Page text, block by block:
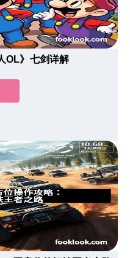
OL》七剑详解